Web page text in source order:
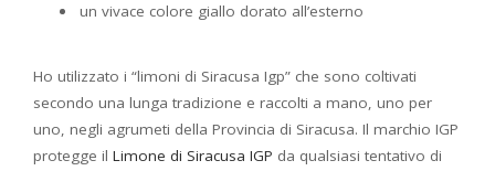
un vivace colore giallo dorato all’esterno
Ho utilizzato i “limoni di Siracusa Igp” che sono coltivati
secondo una lunga tradizione e raccolti a mano, uno per
uno, negli agrumeti della Provincia di Siracusa. Il marchio IGP
protegge il Limone di Siracusa IGP da qualsiasi tentativo di